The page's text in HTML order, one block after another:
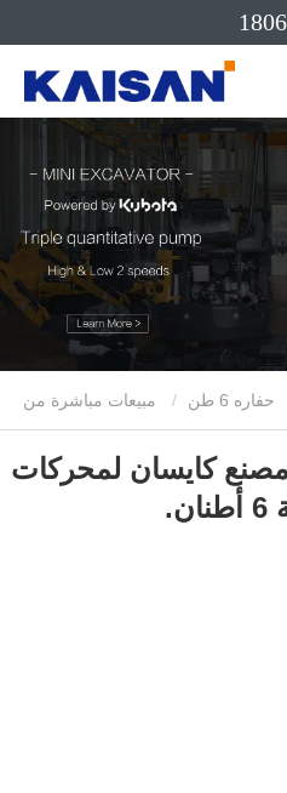
حفاره 6 طن مبيعات مباشرة من
6 أطنان.
كايسان لمحركات